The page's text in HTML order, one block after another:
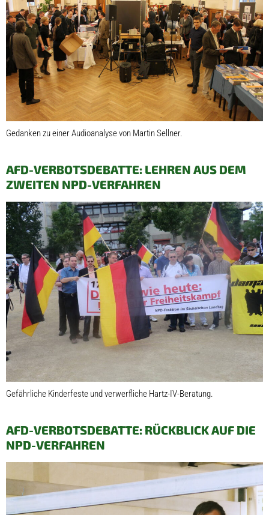
Gedanken zu einer Audioanalyse von Martin Sellner.
AFD-VERBOTSDEBATTE: LEHREN AUS DEM
ZWEITEN NPD-VERFAHREN
Gefährliche Kinderfeste und verwerfliche Hartz-IV-Beratung.
AFD-VERBOTSDEBATTE: RÜCKBLICK AUF DIE
NPD-VERFAHREN